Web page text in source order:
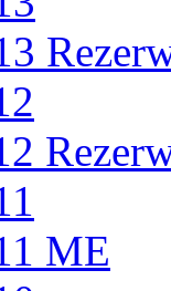
ME